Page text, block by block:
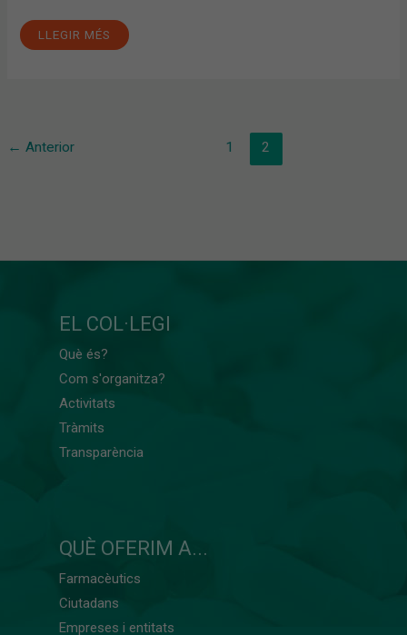
LLEGIR MÉS
← Anterior 1 2
EL COL·LEGI
Què és?
Com s'organitza?
Activitats
Tràmits
Transparència
QUÈ OFERIM A...
Farmacèutics
Ciutadans
Empreses i entitats